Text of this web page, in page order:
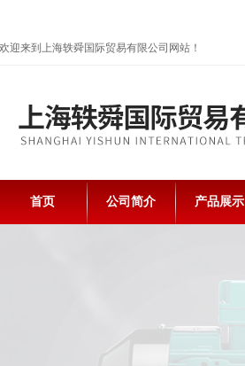
欢迎来到上海轶舜国际贸易有限公司网站！
首页 公司简介 产品展示